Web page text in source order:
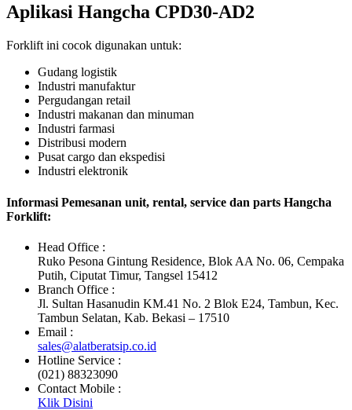
Aplikasi Hangcha CPD30-AD2
Forklift ini cocok digunakan untuk:
Gudang logistik
Industri manufaktur
Pergudangan retail
Industri makanan dan minuman
Industri farmasi
Distribusi modern
Pusat cargo dan ekspedisi
Industri elektronik
Informasi Pemesanan unit, rental, service dan parts Hangcha
Forklift:
Head Office :
Ruko Pesona Gintung Residence, Blok AA No. 06, Cempaka
Putih, Ciputat Timur, Tangsel 15412
Branch Office :
Jl. Sultan Hasanudin KM.41 No. 2 Blok E24, Tambun, Kec.
Tambun Selatan, Kab. Bekasi – 17510
Email :
sales@alatberatsip.co.id
Hotline Service :
(021) 88323090
Contact Mobile :
Klik Disini